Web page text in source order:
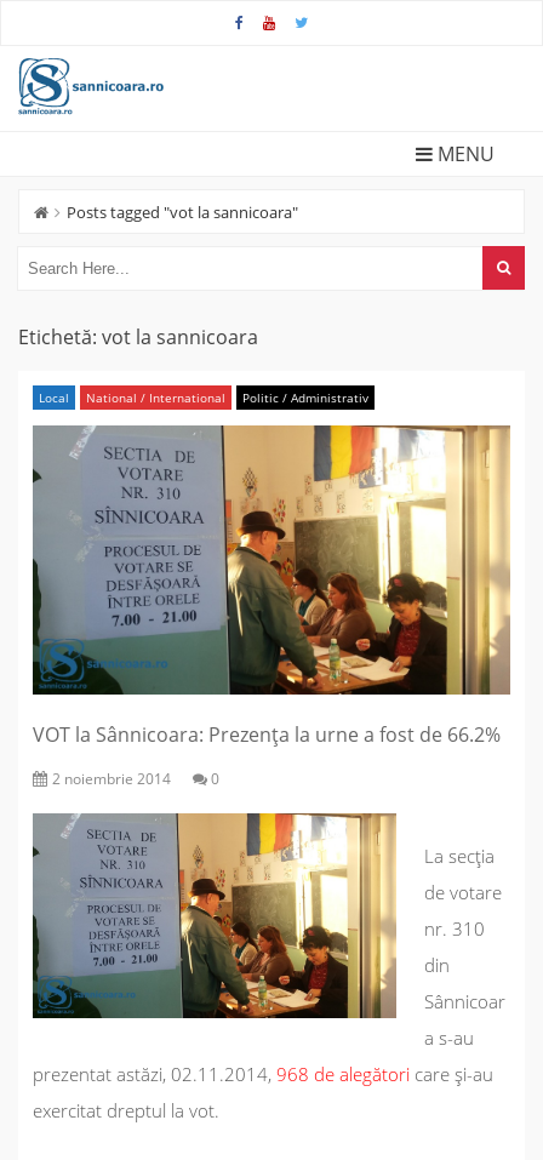
MENU
Posts tagged "vot la sannicoara"
Etichetă: vot la sannicoara
Local National / International Politic / Administrativ
VOT la Sânnicoara: Prezența la urne a fost de 66.2%
2 noiembrie 2014 0
La secția
de votare
nr. 310
din
Sânnicoar
a s-au
prezentat astăzi, 02.11.2014, 968 de alegători care și-au
exercitat dreptul la vot.